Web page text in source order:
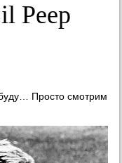
Peep
Просто смотрим